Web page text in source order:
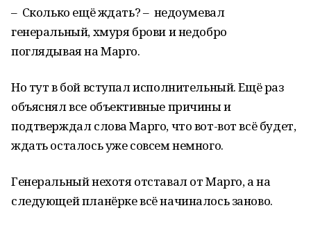
– Сколько ещё ждать? – недоумевал
генеральный, хмуря брови и недобро
поглядывая на Марго.
Но тут в бой вступал исполнительный. Ещё раз
объяснял все объективные причины и
подтверждал слова Марго, что вот-вот всё будет,
ждать осталось уже совсем немного.
Генеральный нехотя отставал от Марго, а на
следующей планёрке всё начиналось заново.